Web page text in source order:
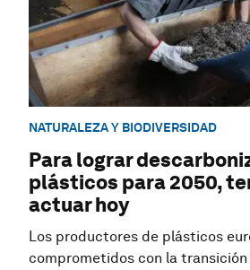
NATURALEZA Y BIODIVERSIDAD
Para lograr
plásticos para 2050,
actuar hoy
Los productores de plásticos
comprometidos con la transición